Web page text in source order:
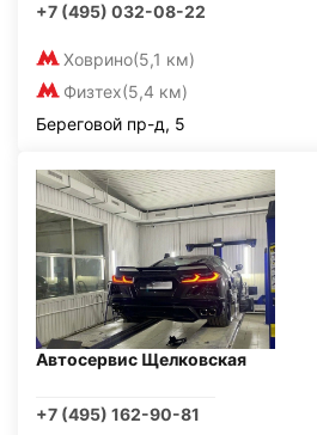
+7 (495) 032-08-22
Ховрино(5,1 км)
Физтех(5,4 км)
Береговой пр-д, 5
Автосервис Щелковская
+7 (495) 162-90-81